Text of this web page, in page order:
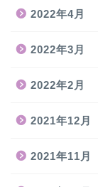
2022年4月
2022年3月
2022年2月
2021年12月
2021年11月